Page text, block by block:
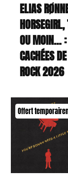
ELIAS
OU MOIN… :
CACHÉES
ROCK 2026
Offert